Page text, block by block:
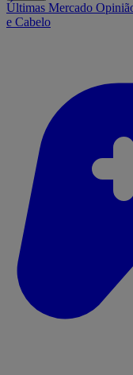
Últimas Mercado
e Cabelo